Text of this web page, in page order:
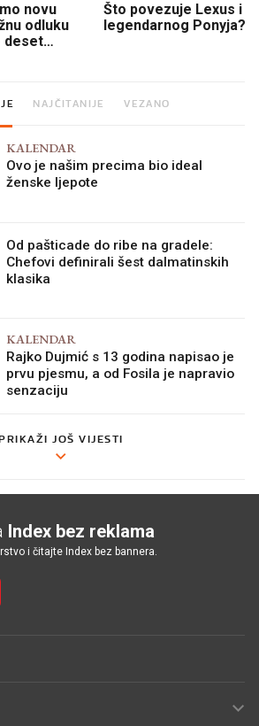
novu
odluku
deset
Što povezuje Lexus i
legendarnog Ponyja?
NAJČITANIJE VEZANO
KALENDAR
Ovo je našim precima bio ideal
ženske ljepote
Od pašticade do ribe na gradele:
Chefovi definirali šest dalmatinskih
klasika
KALENDAR
Rajko Dujmić s 13 godina napisao je
prvu pjesmu, a od Fosila je napravio
senzaciju
JOŠ VIJESTI
Index bez reklama
i čitajte Index bez bannera.